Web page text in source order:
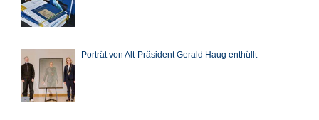
Porträt von Alt-Präsident Gerald Haug enthüllt